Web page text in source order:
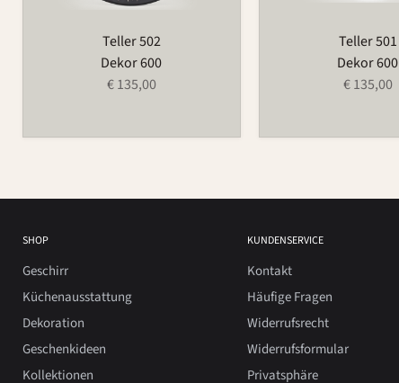
Teller 502
Dekor 600
€ 135,00
Teller 501
Dekor 600
€ 135,00
SHOP
Geschirr
Küchenausstattung
Dekoration
Geschenkideen
Kollektionen
KUNDENSERVICE
Kontakt
Häufige Fragen
Widerrufsrecht
Widerrufsformular
Privatsphäre